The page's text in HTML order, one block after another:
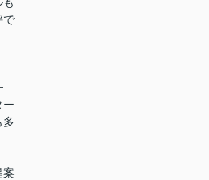
で
ー
多